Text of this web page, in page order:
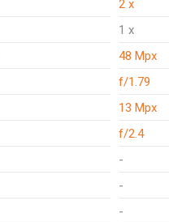
2 x
1 x
48 Mpx
f/1.79
13 Mpx
f/2.4
-
-
-